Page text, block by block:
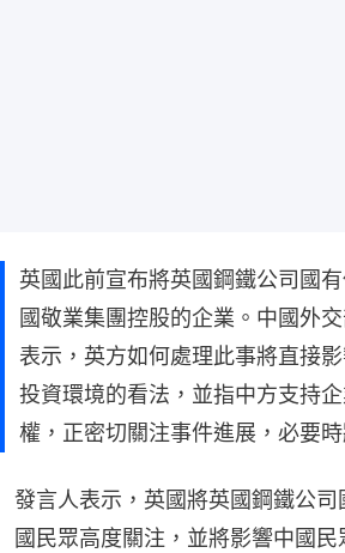
英國此前宣布將英國鋼鐵公司國
國敬業集團控股的企業。中國外
表示，英方如何處理此事將直接
投資環境的看法，並指中方支持
權，正密切關注事件進展，必要
發言人表示，英國將英國鋼鐵公
國民眾高度關注，並將影響中國